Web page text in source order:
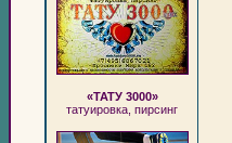
«ТАТУ 3000»
татуировка, пирсинг